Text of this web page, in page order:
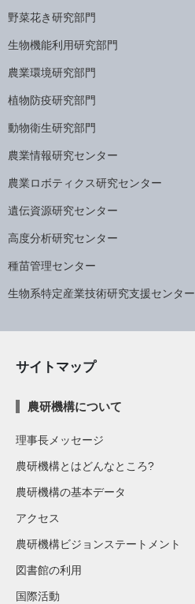
野菜花き研究部門
生物機能利用研究部門
農業環境研究部門
植物防疫研究部門
動物衛生研究部門
農業情報研究センター
農業ロボティクス研究センター
遺伝資源研究センター
高度分析研究センター
種苗管理センター
生物系特定産業技術研究支援センター
サイトマップ
農研機構について
理事長メッセージ
農研機構とはどんなところ?
農研機構の基本データ
アクセス
農研機構ビジョンステートメント
図書館の利用
国際活動